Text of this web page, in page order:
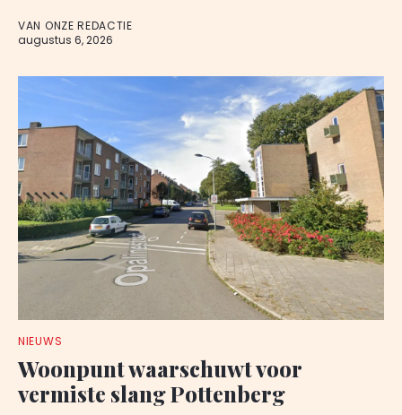
VAN ONZE REDACTIE
augustus 6, 2026
NIEUWS
Woonpunt waarschuwt voor
vermiste slang Pottenberg